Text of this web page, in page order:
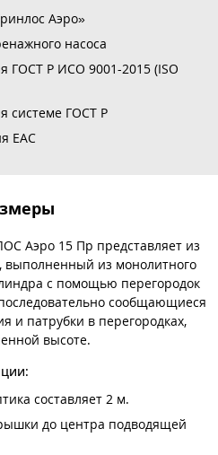
Аэро»
насоса
ГОСТ Р ИСО 9001-2015 (ISO
системе ГОСТ Р
EAC
Аэро 15 Пр представляет из
выполненный из монолитного
с помощью перегородок
сообщающиеся
и патрубки в перегородках,
высоте.
составляет 2 м.
до центра подводящей